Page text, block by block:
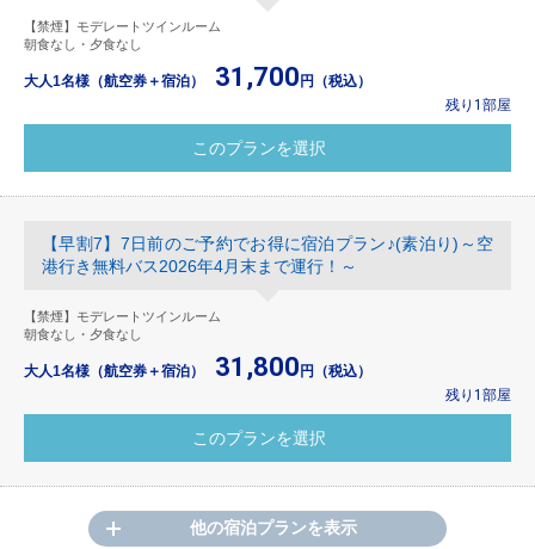
【禁煙】モデレートツインルーム
朝食なし・夕食なし
大人1名様（航空券＋宿泊） 31,700 円（税込）
残り1部屋
【早割7】7日前のご予約でお得に宿泊プラン♪(素泊り)～空
港行き無料バス2026年4月末まで運行！～
【禁煙】モデレートツインルーム
朝食なし・夕食なし
大人1名様（航空券＋宿泊） 31,800 円（税込）
残り1部屋
他の宿泊プランを表示